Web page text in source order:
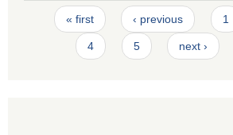
Pages
« first ‹ previous 1
4 5 next ›